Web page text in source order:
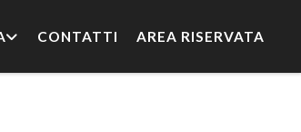
CONTATTI AREA RISERVATA